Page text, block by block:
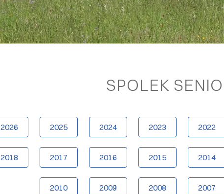
SPOLEK
2026 2025 2024 2023 2022
2018 2017 2016 2015 2014
2010 2009 2008 2007